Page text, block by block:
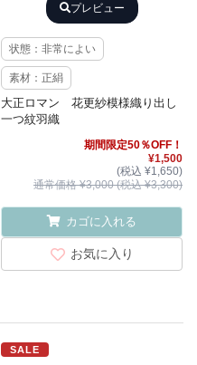
プレビュー
状態：非常によい
素材：正絹
大正ロマン 花更紗模様織り出し
一つ紋羽織
期間限定50％OFF！
¥1,500
(税込 ¥1,650)
通常価格 ¥3,000 (税込 ¥3,300)
カゴに入れる
お気に入り
SALE